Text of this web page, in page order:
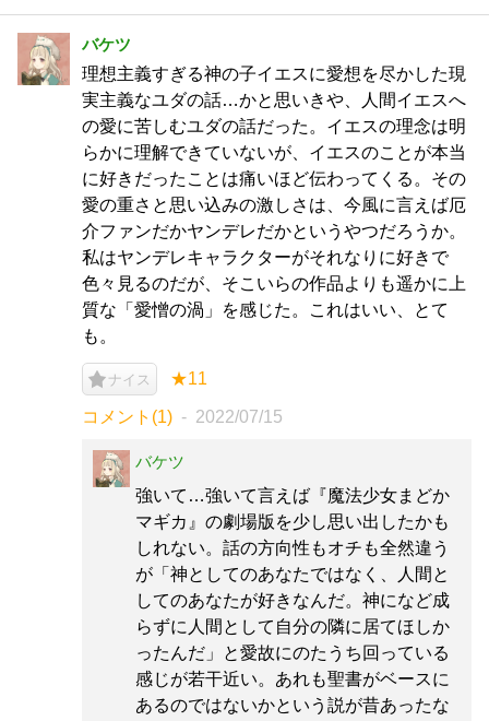
バケツ
理想主義すぎる神の子イエスに愛想を尽かした現
実主義なユダの話…かと思いきや、人間イエスへ
の愛に苦しむユダの話だった。イエスの理念は明
らかに理解できていないが、イエスのことが本当
に好きだったことは痛いほど伝わってくる。その
愛の重さと思い込みの激しさは、今風に言えば厄
介ファンだかヤンデレだかというやつだろうか。
私はヤンデレキャラクターがそれなりに好きで
色々見るのだが、そこいらの作品よりも遥かに上
質な「愛憎の渦」を感じた。これはいい、とて
も。
ナイス ★11
コメント(1) 2022/07/15
バケツ
強いて…強いて言えば『魔法少女まどか
マギカ』の劇場版を少し思い出したかも
しれない。話の方向性もオチも全然違う
が「神としてのあなたではなく、人間と
してのあなたが好きなんだ。神になど成
らずに人間として自分の隣に居てほしか
ったんだ」と愛故にのたうち回っている
感じが若干近い。あれも聖書がベースに
あるのではないかという説が昔あったな